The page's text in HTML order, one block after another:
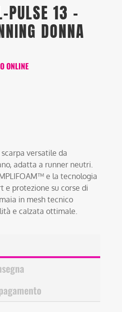
PULSE 13 –
DONNA
ONLINE
scarpa versatile da
adatta a runner neutri.
e la tecnologia
e protezione su corse di
in mesh tecnico
e calzata ottimale.